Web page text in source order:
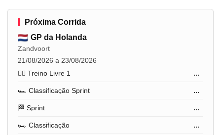
Próxima Corrida
GP da Holanda
Zandvoort
21/08/2026 a 23/08/2026
🏋️‍♂️ Treino Livre 1
...
🏎️ Classificação Sprint ...
🏁 Sprint ...
🏎️ Classificação ...